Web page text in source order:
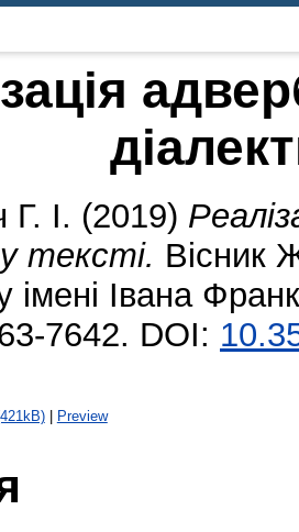
І. (2019)
тексті. Вісник
імені Івана
7642. DOI:
| Preview